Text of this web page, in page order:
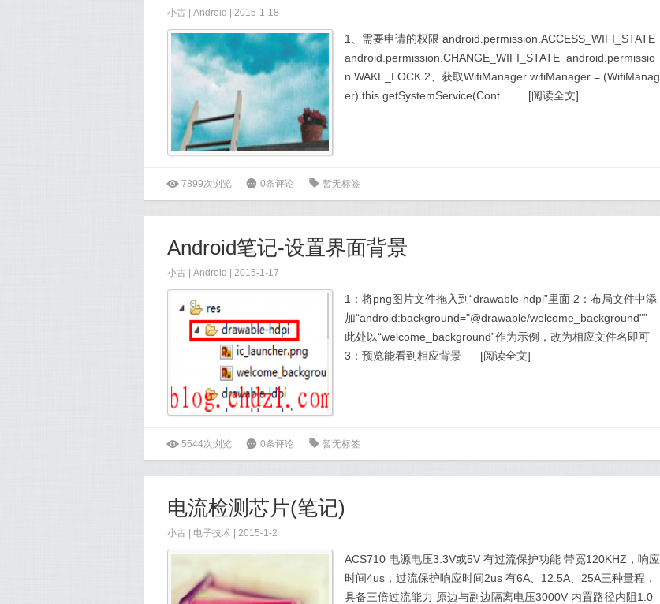
小古 Android | 2015-1-18
1、需要申请的权限 android.permission.ACCESS_WIFI_STATE
android.permission.CHANGE_WIFI_STATE android.permissio
n.WAKE_LOCK 2、获取WifiManager wifiManager = (WifiManag
er) this.getSystemService(Cont...
[阅读全文]
ė 7899次浏览 6 0条评论 0 暂无标签
Android笔记-设置界面背景
小古 Android | 2015-1-17
1：将png图片文件拖入到“drawable-hdpi”里面 2：布局文件中添
加“android:background="@drawable/welcome_background"”
此处以“welcome_background”作为示例，改为相应文件名即可
3：预览能看到相应背景
[阅读全文]
ė 5544次浏览 6 0条评论 0 暂无标签
电流检测芯片(笔记)
小古 电子技术 | 2015-1-2
ACS710 电源电压3.3V或5V 有过流保护功能 带宽120KHZ，响应
时间4us，过流保护响应时间2us 有6A、12.5A、25A三种量程，
具备三倍过流能力 原边与副边隔离电压3000V 内置路径内阻1.0